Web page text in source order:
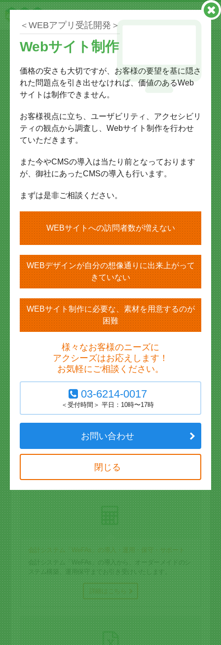
サービス
AXEEDSって何ができるの？そんな質問にお答えするた
規ビジネスの事業計画策定から運用開始また、ITサービ
スとして基幹システム構築支援から運用サポート。
ビジネスシーンを様々な角度からサポートいたします。
工業用薬品製造業向け生産管理システム構築支援
的確な生産管理状況の「見える化」の仕組みをオーダーメ
イドシステムとして構築いたします。
販売管理システム構築支援
売上、仕入、在庫システムの連動による素早い経営分析を
詳細はこちら
会計システム「WeFAs」の導入・運用・保守・サポート
会計システム「WeFAs」の導入から、オーダーメイドのシ
ステム構築、運用保守までお引き受けいたします。
詳細はこちら
＜WEBアプリ受託開発＞
Webサイト制作
価格の安さも大切ですが、お客様の要望を基に隠さ
れた問題点を引き出せなければ、価値のあるWeb
サイトは制作できません。
お客様視点に立ち、ユーザビリティ、アクセシビリ
ティの観点から調査し、Webサイト制作を行わせ
ていただきます。
また今やCMSの導入は当たり前となっております
が、御社にあったCMSの導入も行います。
まずは是非ご相談ください。
WEBサイトへの訪問者数が増えない
WEBデザインが自分の想像通りに出来上がって
きていない
WEBサイト制作に必要な、素材を用意するのが
困難
様々なお客様のニーズに
アクシーズはお応えします！
お気軽にご相談ください。
03-6214-0017
＜受付時間＞ 平日：10時〜17時
お問い合わせ
閉じる